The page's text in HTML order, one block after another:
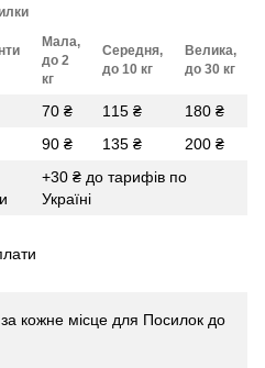
Мала,
до 2
кг
Середня,
до 10 кг
Велика,
до 30 кг
70 ₴ 115 ₴
180 ₴
90 ₴ 135 ₴
200 ₴
+30 ₴ до тарифів по
Україні
кожне місце для Посилок до